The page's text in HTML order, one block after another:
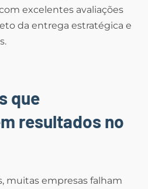
excelentes avaliações
da entrega estratégica e
que
resultados no
muitas empresas falham